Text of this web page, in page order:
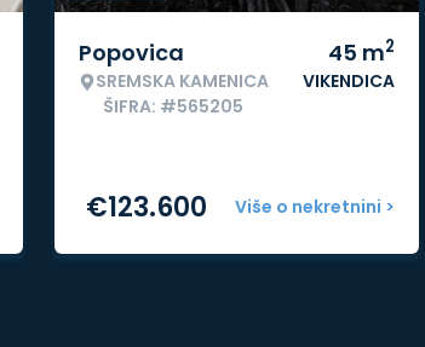
Popovica
SREMSKA KAMENICA
ŠIFRA: #565205
45 m2
VIKENDICA
Više o nekretnini >
€123.600